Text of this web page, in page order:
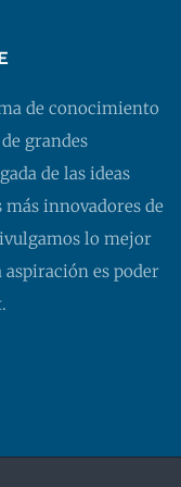
de conocimiento
grandes
de las ideas
innovadores de
lo mejor
aspiración es poder